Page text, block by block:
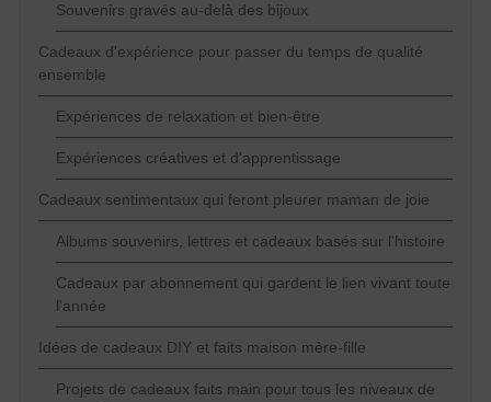
Souvenirs gravés au-delà des bijoux
Cadeaux d'expérience pour passer du temps de qualité
ensemble
Expériences de relaxation et bien-être
Expériences créatives et d'apprentissage
Cadeaux sentimentaux qui feront pleurer maman de joie
Albums souvenirs, lettres et cadeaux basés sur l'histoire
Cadeaux par abonnement qui gardent le lien vivant toute
l'année
Idées de cadeaux DIY et faits maison mère-fille
Projets de cadeaux faits main pour tous les niveaux de